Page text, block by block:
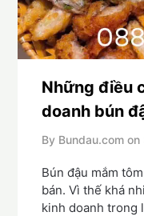
Những điều
doanh bún
By Bundau.com on
Bún đậu mắm
bán. Vì thế khá
kinh doanh trong